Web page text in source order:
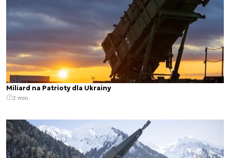
Miliard na Patrioty dla Ukrainy
2 min.